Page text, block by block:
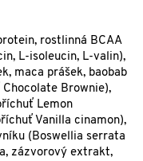
rostlinná BCAA
L-isoleucin, L-valin),
maca prášek, baobab
Brownie),
Lemon
Vanilla cinamon),
(Boswellia serrata
zázvorový extrakt,